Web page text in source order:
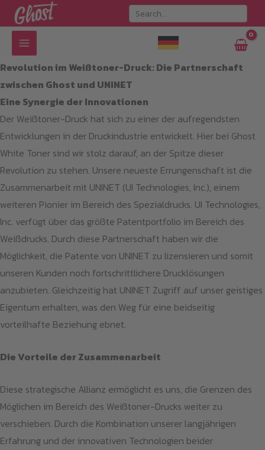
Zum
Inhalt
springen
Revolution im Weißtoner-Druck: Die Partnerschaft
zwischen Ghost und UNINET
Eine Synergie der Innovationen
Der Weißtoner-Druck hat sich zu einer der aufregendsten
Entwicklungen in der Druckindustrie entwickelt. Hier bei Ghost
White Toner sind wir stolz darauf, an der Spitze dieser
Revolution zu stehen. Unsere neueste Errungenschaft ist die
Zusammenarbeit mit UNINET (UI Technologies, Inc.), einem
weiteren Pionier im Bereich des Spezialdrucks. UI Technologies,
Inc. verfügt über das größte Patentportfolio im Bereich des
Weißdrucks. Durch diese Partnerschaft haben wir die
Möglichkeit, die Patente von UNINET zu lizensieren und somit
unseren Kunden noch fortschrittlichere Drucklösungen
anzubieten. Gleichzeitig hat UNINET Zugriff auf unser geistiges
Eigentum erhalten, was den Weg für eine beidseitig
vorteilhafte Beziehung ebnet.
Die Vorteile der Zusammenarbeit
Diese strategische Allianz ermöglicht es uns, die Grenzen des
Möglichen im Bereich des Weißtoner-Drucks weiter zu
verschieben. Durch die Kombination unserer langjährigen
Erfahrung und der innovativen Technologien beider